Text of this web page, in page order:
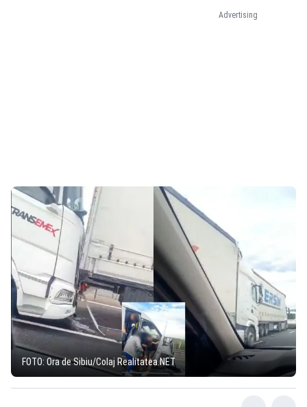
Advertising
FOTO: Ora de Sibiu/Colaj Realitatea.NET